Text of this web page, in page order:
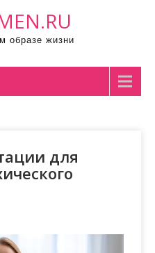
образе жизни
для